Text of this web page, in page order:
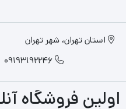
استان تهران، شهر تهران
09193192246
اولین فروشگاه